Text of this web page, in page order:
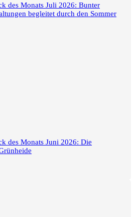
des Monats Juli 2026: Bunter
begleitet durch den Sommer
des Monats Juni 2026: Die